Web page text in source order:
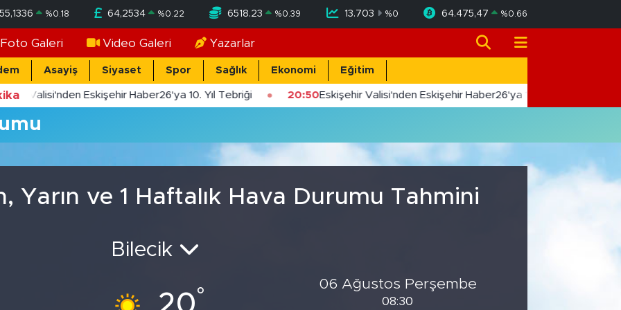
55,1336 %0.18 64,2534 %0.22 6518.23 %0.39 13.703 %0 64.475,47 %0.66
Foto Galeri Video Galeri Yazarlar
Asayiş Siyaset Spor Sağlık Ekonomi Eğitim
Valisi'nden Eskişehir Haber26'ya 10. Yıl Tebriği 20:50Eskişehir Valisi'nden Eskişehir Haber26'ya 10. Yıl Tebriği
Yarın ve 1 Haftalık Hava Durumu Tahmini
Bilecik
°
06 Ağustos Perşembe
08:30